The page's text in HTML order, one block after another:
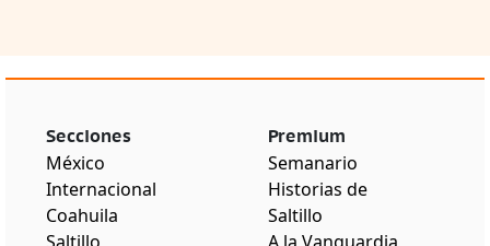
Secciones
México
Internacional
Coahuila
Premium
Semanario
Historias de
Saltillo